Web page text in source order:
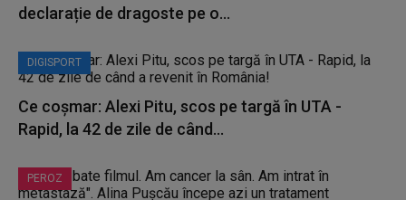
declarație de dragoste pe o...
DIGISPORT
Ce coșmar: Alexi Pitu, scos pe targă în UTA -
Rapid, la 42 de zile de când...
PEROZ